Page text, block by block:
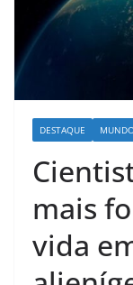
DESTAQUE
mais
vida